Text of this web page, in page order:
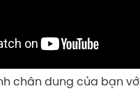
chân dung của bạn